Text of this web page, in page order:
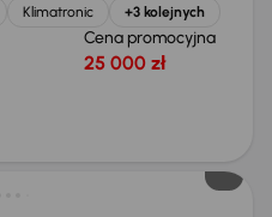
Klimatronic +3 kolejnych
Cena promocyjna
25 000 zł